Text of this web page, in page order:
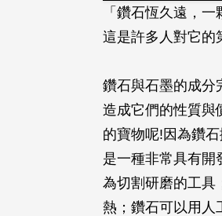
「鑽石恆久遠，
這是許多人對它的
鑽石與石墨的成分
造成它們的性質與
的寶物呢!因為鑽
是一種非常具有開
為切割研磨的工具
熱；鑽石可以用人